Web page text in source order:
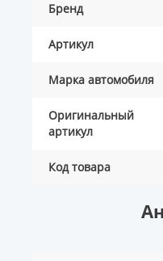
Бренд
Артикул
Марка автомобиля
Оригинальный
артикул
Код товара